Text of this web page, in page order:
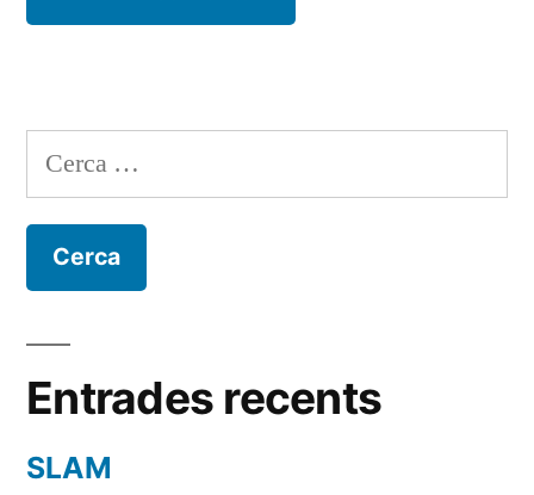
Cerca:
Entrades recents
SLAM